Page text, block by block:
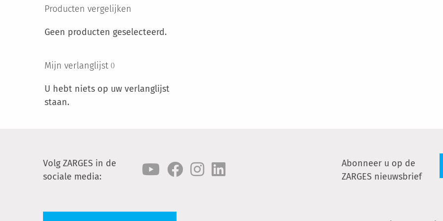
Producten vergelijken
Geen producten geselecteerd.
Mijn verlanglijst
U hebt niets op uw verlanglijst
staan.
Volg ZARGES in de
sociale media:
Abonneer u op de
ZARGES nieuwsbrief